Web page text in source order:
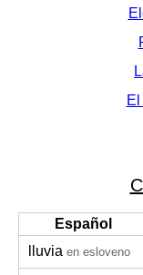
Español
lluvia en esloveno